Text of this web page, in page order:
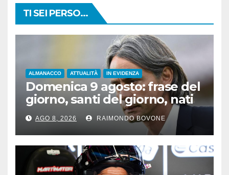
TI SEI PERSO...
ALMANACCO ATTUALITÀ IN EVIDENZA
Domenica 9 agosto: frase del
giorno, santi del giorno, nati
famosi, accadde oggi
AGO 8, 2026 RAIMONDO BOVONE